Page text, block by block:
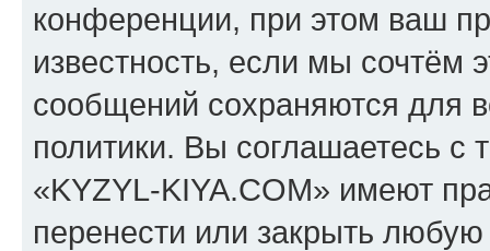
конференции, при этом ваш
известность, если мы сочтём
сообщений сохраняются для
политики. Вы соглашаетесь
«KYZYL-KIYA.COM» имеют
перенести или закрыть